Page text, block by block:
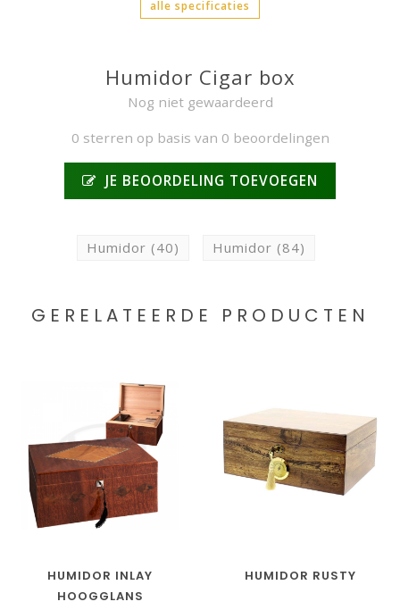
alle specificaties
Humidor Cigar box
Nog niet gewaardeerd
0 sterren op basis van 0 beoordelingen
JE BEOORDELING TOEVOEGEN
Humidor (40) Humidor (84)
GERELATEERDE PRODUCTEN
HUMIDOR INLAY
HOOGGLANS
HUMIDOR RUSTY